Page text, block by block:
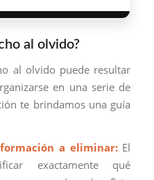
al olvido?
al olvido puede resultar
en una serie de
te brindamos una guía
a eliminar:El
exactamente qué